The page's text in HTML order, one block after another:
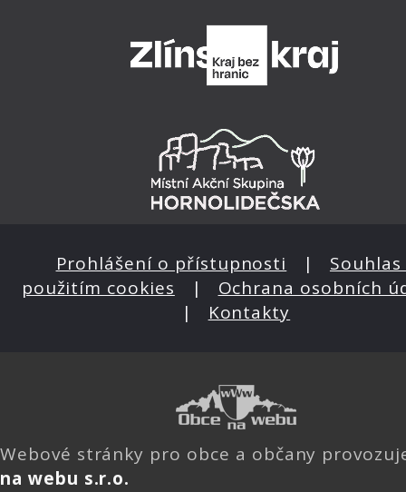
Prohlášení o přístupnosti | Souhlas
použitím cookies | Ochrana osobních
| Kontakty
Webové stránky pro obce a občany
na webu s.r.o.